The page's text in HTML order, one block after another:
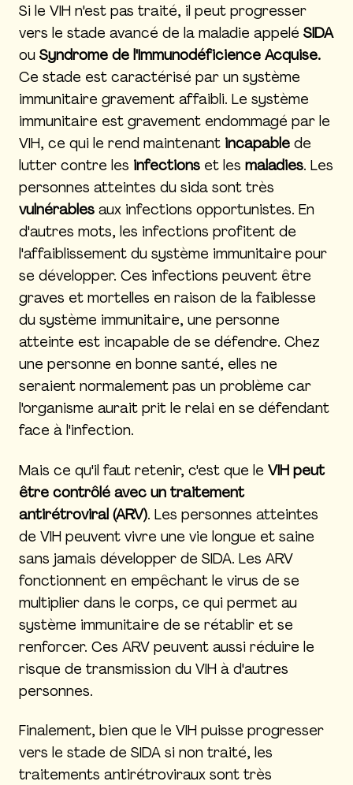
Si le VIH n'est pas traité, il peut progresser
vers le stade avancé de la maladie appelé SIDA
ou Syndrome de l'Immunodéficience Acquise.
Ce stade est caractérisé par un système
immunitaire gravement affaibli. Le système
immunitaire est gravement endommagé par le
VIH, ce qui le rend maintenant incapable de
lutter contre les infections et les maladies. Les
personnes atteintes du sida sont très
vulnérables aux infections opportunistes. En
d'autres mots, les infections profitent de
l'affaiblissement du système immunitaire pour
se développer. Ces infections peuvent être
graves et mortelles en raison de la faiblesse
du système immunitaire, une personne
atteinte est incapable de se défendre. Chez
une personne en bonne santé, elles ne
seraient normalement pas un problème car
l'organisme aurait prit le relai en se défendant
face à l'infection.
Mais ce qu'il faut retenir, c'est que le VIH peut
être contrôlé avec un traitement
antirétroviral (ARV). Les personnes atteintes
de VIH peuvent vivre une vie longue et saine
sans jamais développer de SIDA. Les ARV
fonctionnent en empêchant le virus de se
multiplier dans le corps, ce qui permet au
système immunitaire de se rétablir et se
renforcer. Ces ARV peuvent aussi réduire le
risque de transmission du VIH à d'autres
personnes.
Finalement, bien que le VIH puisse progresser
vers le stade de SIDA si non traité, les
traitements antirétroviraux sont très